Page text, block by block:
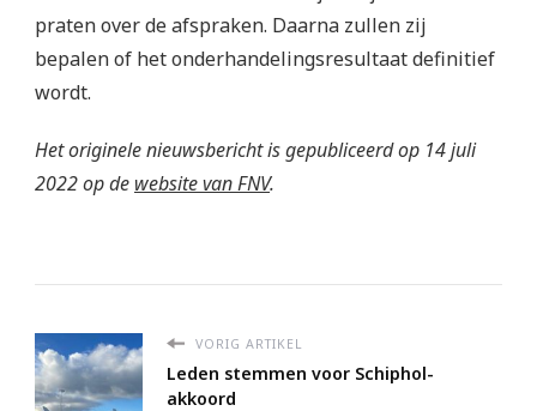
praten over de afspraken. Daarna zullen zij
bepalen of het onderhandelingsresultaat definitief
wordt.
Het originele nieuwsbericht is gepubliceerd op 14 juli
2022 op de website van FNV.
VORIG ARTIKEL
Leden stemmen voor Schiphol-
akkoord